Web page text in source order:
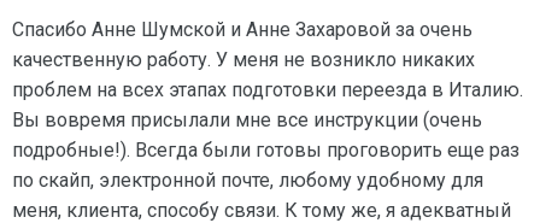
Спасибо Анне Шумской и Анне Захаровой за очень
качественную работу. У меня не возникло никаких
проблем на всех этапах подготовки переезда в Италию.
Вы вовремя присылали мне все инструкции (очень
подробные!). Всегда были готовы проговорить еще раз
по скайп, электронной почте, любому удобному для
меня, клиента, способу связи. К тому же, я адекватный